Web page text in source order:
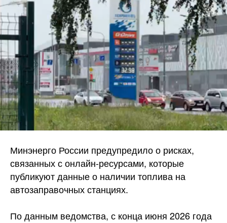
Минэнерго России предупредило о рисках,
связанных с онлайн-ресурсами, которые
публикуют данные о наличии топлива на
автозаправочных станциях.
По данным ведомства, с конца июня 2026 года